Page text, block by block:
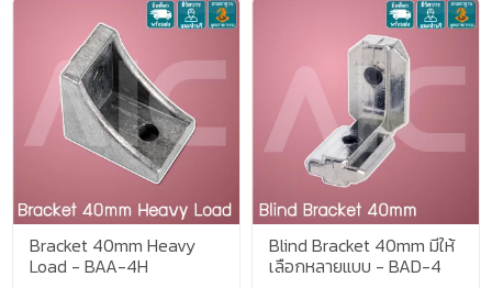
Bracket 40mm Heavy
Load - BAA-4H
Blind Bracket 40mm มีให้
เลือกหลายแบบ - BAD-4